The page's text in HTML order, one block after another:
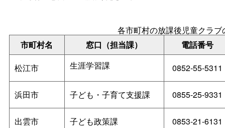
各市町村の放課後児童クラ
市町村名
窓口（担当課）
電話番号
松江市
生涯学習課 0852-55-5311
浜田市 子ども・子育て支援課 0855-25-9331
出雲市 子ども政策課 0853-21-6131